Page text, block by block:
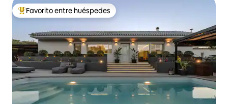
Favorito entre huéspedes preferido
Favorito entre huéspedes